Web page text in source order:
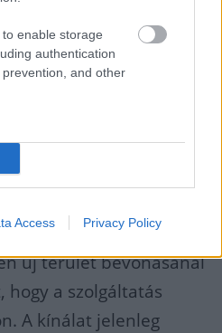
enable storage
authentication
and other
Access Privacy Policy
terveket.
akár 90
miközben a
hosszabb, de a
új terület bevonásánál
hogy a szolgáltatás
A kínálat jelenleg